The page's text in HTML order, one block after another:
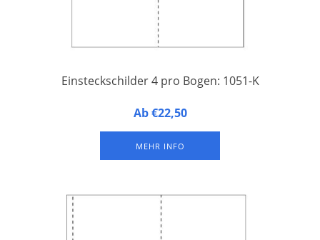
Einsteckschilder 4 pro Bogen: 1051-K
4 Einsteckschilder auf einem A4-Druckbogen aus perforiertem
Tintenstrahldruckern. Verpackung à 25 oder 100 Druckbogen.
Ab €22,50
MEHR INFO